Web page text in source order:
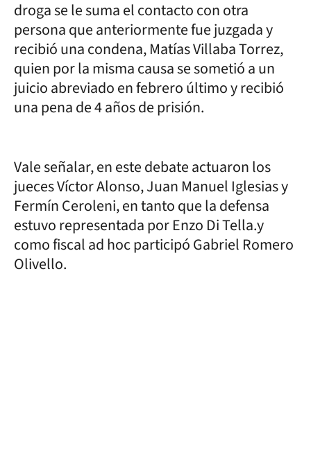
droga se le suma el contacto con otra
persona que anteriormente fue juzgada y
recibió una condena, Matías Villaba Torrez,
quien por la misma causa se sometió a un
juicio abreviado en febrero último y recibió
una pena de 4 años de prisión.
Vale señalar, en este debate actuaron los
jueces Víctor Alonso, Juan Manuel Iglesias y
Fermín Ceroleni, en tanto que la defensa
estuvo representada por Enzo Di Tella.y
como fiscal ad hoc participó Gabriel Romero
Olivello.